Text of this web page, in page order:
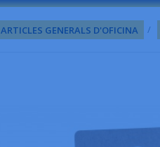
ARTICLES GENERALS D'OFICINA